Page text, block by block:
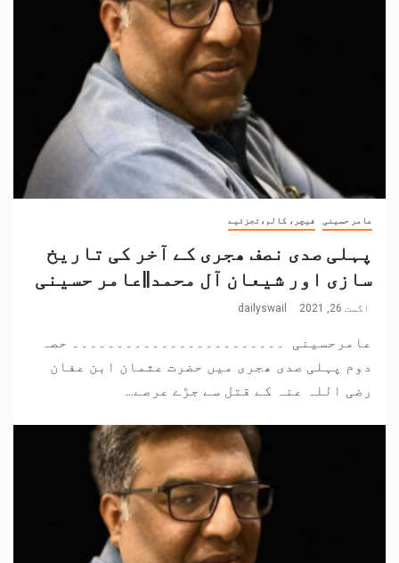
عامر حسینی فیچر، کالم،تجزئیے
پہلی صدی نصف ھجری کے آخر کی تاریخ
سازی اور شیعان آل محمد||عامر حسینی
اگست 26, 2021 dailyswail
عامرحسینی ۔۔۔۔۔۔۔۔۔۔۔۔۔۔۔۔۔۔۔۔۔۔۔۔ حصہ
دوم پہلی صدی ھجری میں حضرت عثمان ابن عفان
رضی اللہ عنہ کے قتل سے جڑے عرصے...